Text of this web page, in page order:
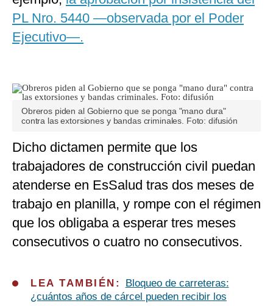
PL Nro. 5440 —observada por el Poder
Ejecutivo—.
Obreros piden al Gobierno que se ponga "mano dura"
contra las extorsiones y bandas criminales. Foto: difusión
Dicho dictamen permite que los
trabajadores de construcción civil puedan
atenderse en EsSalud tras dos meses de
trabajo en planilla, y rompe con el régimen
que los obligaba a esperar tres meses
consecutivos o cuatro no consecutivos.
LEA TAMBIÉN:
Bloqueo de carreteras:
¿cuántos años de cárcel pueden recibir los